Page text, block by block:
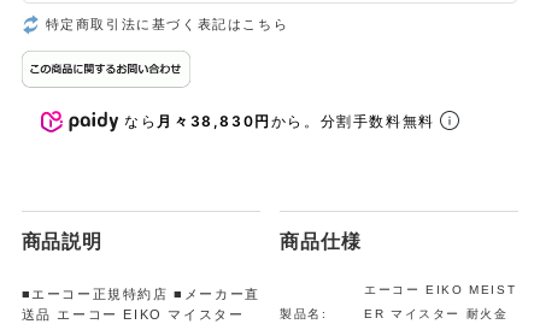
特定商取引法に基づく表記はこちら
なら 月々38,830円から。分割手数料無料
商品説明
■エーコー正規特約店 ■メーカー直
送品 エーコー EIKO マイスター
商品仕様
製品名:
エーコー EIKO MEIST
ER マイスター 耐火金